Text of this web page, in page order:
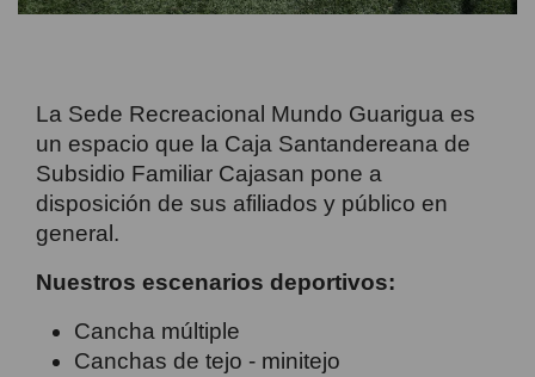
La Sede Recreacional Mundo Guarigua es
un espacio que la Caja Santandereana de
Subsidio Familiar Cajasan pone a
disposición de sus afiliados y público en
general.
Nuestros escenarios deportivos:
Cancha múltiple
Canchas de tejo - minitejo